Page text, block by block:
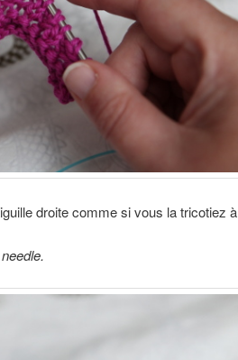
droite comme si vous la tricotiez à